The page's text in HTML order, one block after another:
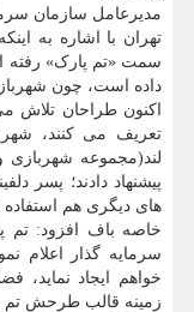
مدیرعامل سازمان
تهران با اشاره به
سمت «تم پارک» رفته
داده است، چون
اکنون طراحان تلاش
تعریف می کنند،
لند(مجموعه
پیشنهاد دادند؛ پسر
های دیگری هم استفاده
سرمایه گذار اعلام
خواهم ایجاد
زمینه قالب طرحش تم